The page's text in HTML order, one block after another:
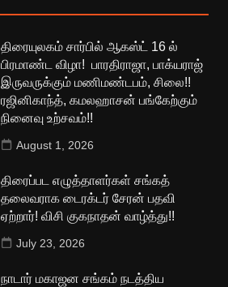
திரையுலகம் சார்பில் ஆகஸ்ட் 16 ல்
பிரமாண்ட விழா! பாரதிராஜா, பாக்யராஜ்
இருவருக்கும் மணிமண்டபம், சிலை!!
ரஜினிகாந்த், கமலஹாசன் பங்கேற்கும்
நினைவு உற்சவம்!!
August 1, 2026
திரைப்பட எழுத்தாளர்கள் சங்கத்
தலைவராக டைரக்டர் சேரன் பதவி
ஏற்றார்! விசி குகநாதன் வாழ்த்து!!
July 23, 2026
நாடார் மகாஜன சங்கம் நடத்திய